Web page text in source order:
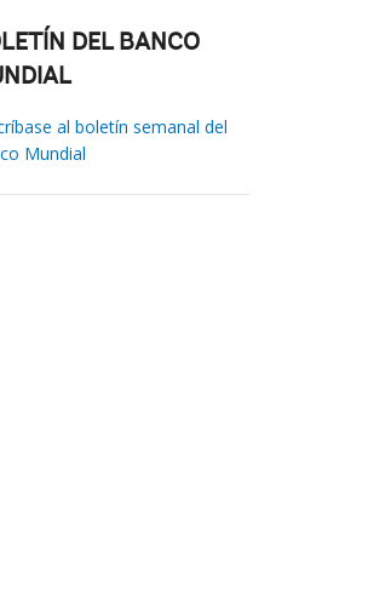
DEL BANCO
al boletín semanal del
Mundial